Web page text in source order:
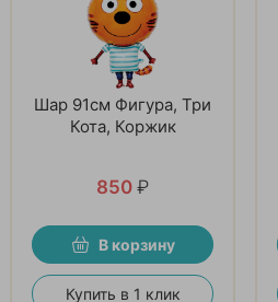
Шар 91см Фигура, Три
Кота, Коржик
850 ₽
В корзину
Купить в 1 клик